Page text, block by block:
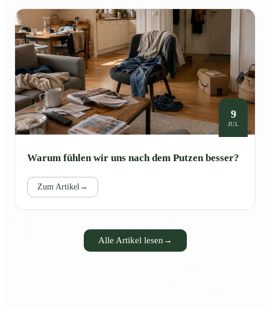
9
JUL
Warum fühlen wir uns nach dem Putzen besser?
Zum Artikel→
Alle Artikel lesen →